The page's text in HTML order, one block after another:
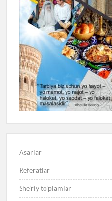
Asarlar
Referatlar
She’riy to’plamlar